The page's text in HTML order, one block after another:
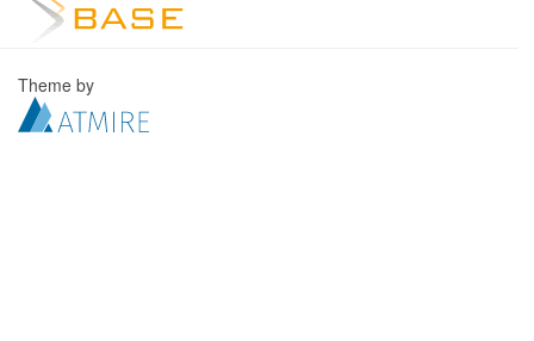
Theme by